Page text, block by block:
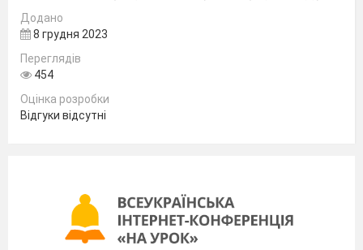
Додано
8 грудня 2023
Переглядів
454
Оцінка розробки
Відгуки відсутні